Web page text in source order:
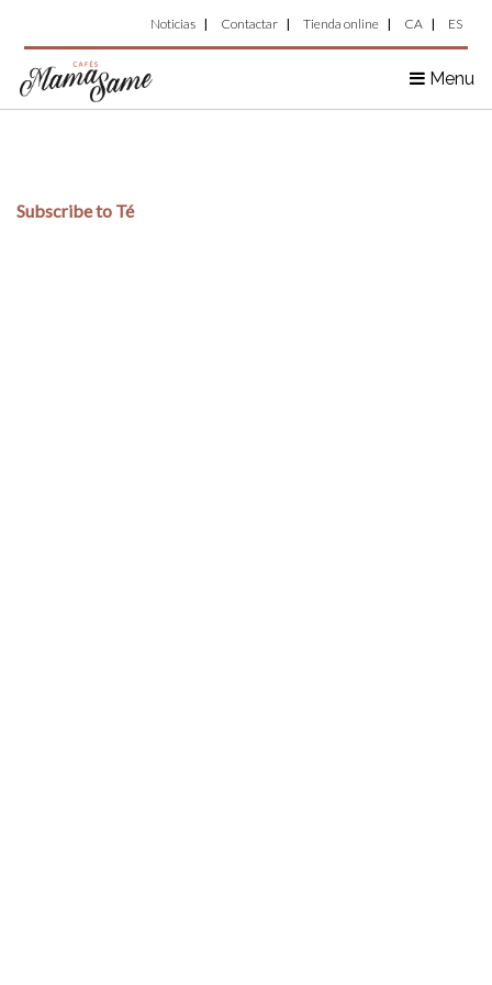
main
content
Top
Menu
Noticias Contactar Tienda online CA ES
Menu
Subscribe to Té